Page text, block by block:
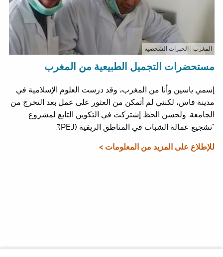
المغرب | الخبرات الشخصية
مستحضرات التجميل الطبيعية من المغرب
إسمي ياسين وأنا من المغرب، وقد درست العلوم الإسلامية في
مدينة فاس، لكنني لم أتمكن من العثور على عمل بعد التخرج من
الجامعة. ولحسن الحظ إشتركت في التكوين التابع لمشروع
"تشجيع عمالة الشباب في المناطق الريفية (PEJ)".
للإطلاع على المزيد من المعلومات >